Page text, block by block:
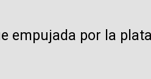
empujada por la